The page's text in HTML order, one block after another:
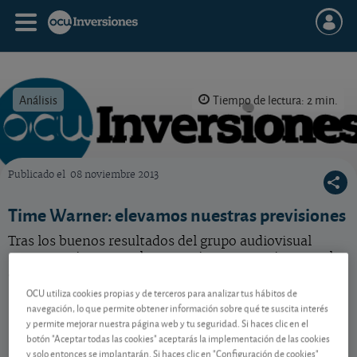
Análisis Tiempo de lectura: 2 min.
Publicado el 08 noviembre 2013
Time Warner: elevamos nuestras previsiones
Tras los buenos resultados del grupo audiovisual
norteamericano en el tercer trimestre, revisamos al
Contenido reservado a SOCIOS
OCU utiliza cookies propias y de terceros para analizar tus hábitos de
navegación, lo que permite obtener información sobre qué te suscita interés
y permite mejorar nuestra página web y tu seguridad. Si haces clic en el
botón "Aceptar todas las cookies" aceptarás la implementación de las cookies
y solo entonces se implantarán. Si haces clic en "Configuración de cookies"